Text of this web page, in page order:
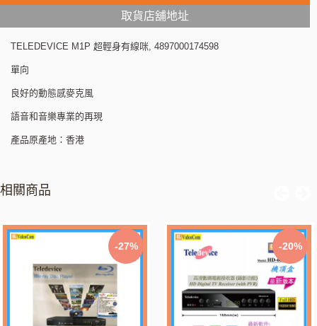
取貨店舖地址
TELEDEVICE M1P 超輕身有線咪, 4897000174598
單向
良好的動態感麥克風
語音和音樂專業的再現
產品原產地：香港
相關商品
-27% -20%